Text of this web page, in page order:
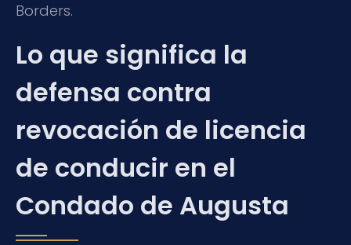
Borders.
Lo que significa la
defensa contra
revocación de licencia
de conducir en el
Condado de Augusta